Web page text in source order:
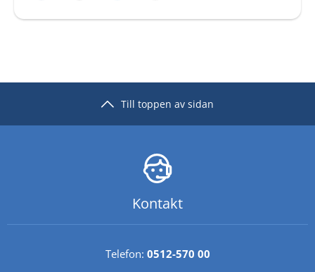
Till toppen av sidan
Kontakt
Telefon: 0512-570 00